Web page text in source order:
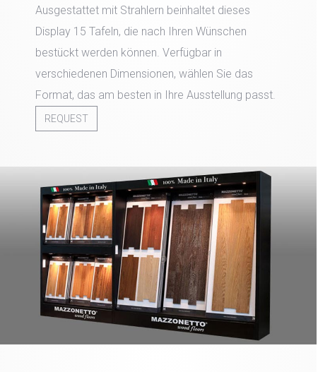
Ausgestattet mit Strahlern beinhaltet dieses
Display 15 Tafeln, die nach Ihren Wünschen
bestückt werden können. Verfügbar in
verschiedenen Dimensionen, wählen Sie das
Format, das am besten in Ihre Ausstellung passt.
REQUEST